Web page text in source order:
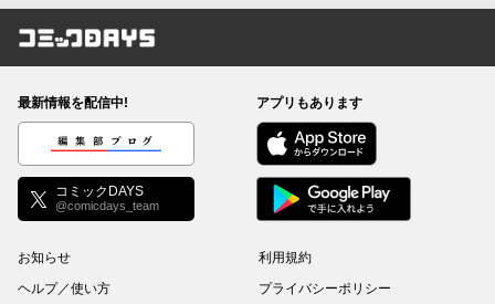
コミックDAYS
最新情報を配信中!
編集部ブログ
コミックDAYS
@comicdays_team
アプリもあります
お知らせ
ヘルプ／使い方
利用規約
プライバシーポリシー